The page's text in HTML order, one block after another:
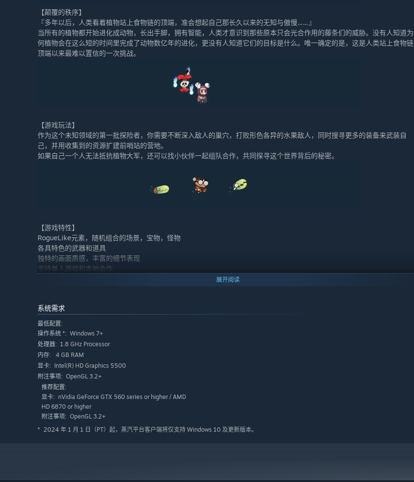
【颠覆的秩序】
『多年以后，人类看着植物站上食物链的顶端，准会想起自己那长久以来的无知与傲慢……』
当所有的植物都开始进化成动物，长出手脚，拥有智能，人类才意识到那些原本只会光合作用的藤条们的威胁。没有人知道为
何植物会在这么短的时间里完成了动物数亿年的进化，更没有人知道它们的目标是什么。唯一确定的是，这是人类站上食物链
顶端以来最难以置信的一次挑战。
【游戏玩法】
作为这个未知领域的第一批探险者，你需要不断深入敌人的巢穴，打败形色各异的水果敌人，同时搜寻更多的装备来武装自
己，并用收集到的资源扩建前哨站的营地。
如果自己一个人无法抵抗植物大军，还可以找小伙伴一起组队合作，共同探寻这个世界背后的秘密。
【游戏特性】
RogueLike元素，随机组合的场景，宝物，怪物
各具特色的武器和道具
独特的画面质感，丰富的细节表现
支持单人游戏和本地合作
展开阅读
系统需求
最低配置:
操作系统 *: Windows 7+
处理器: 1.8 GHz Processor
内存: 4 GB RAM
显卡: Intel(R) HD Graphics 5500
附注事项: OpenGL 3.2+
推荐配置:
显卡: nVidia GeForce GTX 560 series or higher / AMD
HD 6870 or higher
附注事项: OpenGL 3.2+
* 2024 年 1 月 1 日（PT）起，蒸汽平台客户端将仅支持 Windows 10 及更新版本。